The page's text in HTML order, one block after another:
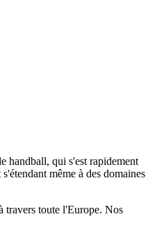
handball, qui s'est rapidement
même à des domaines
travers toute l'Europe. Nos